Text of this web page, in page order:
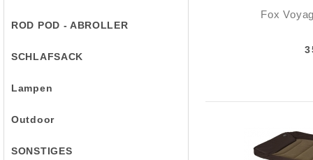
ROD POD - ABROLLER
SCHLAFSACK
Lampen
Outdoor
SONSTIGES
Fox